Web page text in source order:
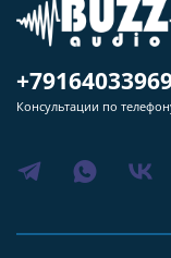
Консультации по